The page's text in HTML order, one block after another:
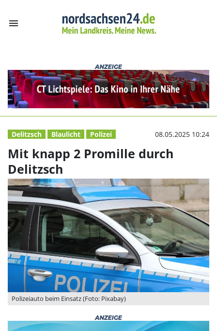
menu Mit knapp 2
Delitzsch Blaulicht Polizei 08.05.2025 10:24
Mit knapp 2 Promille durch
Delitzsch
Polizeiauto beim Einsatz (Foto: Pixabay)